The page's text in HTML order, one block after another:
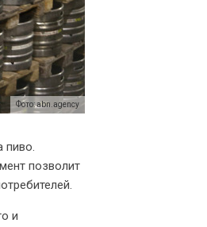
Фото: abn.agency
пиво.
позволит
и